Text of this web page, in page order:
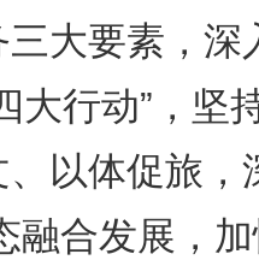
大要素，深
大行动”，坚
以体促旅，
融合发展，